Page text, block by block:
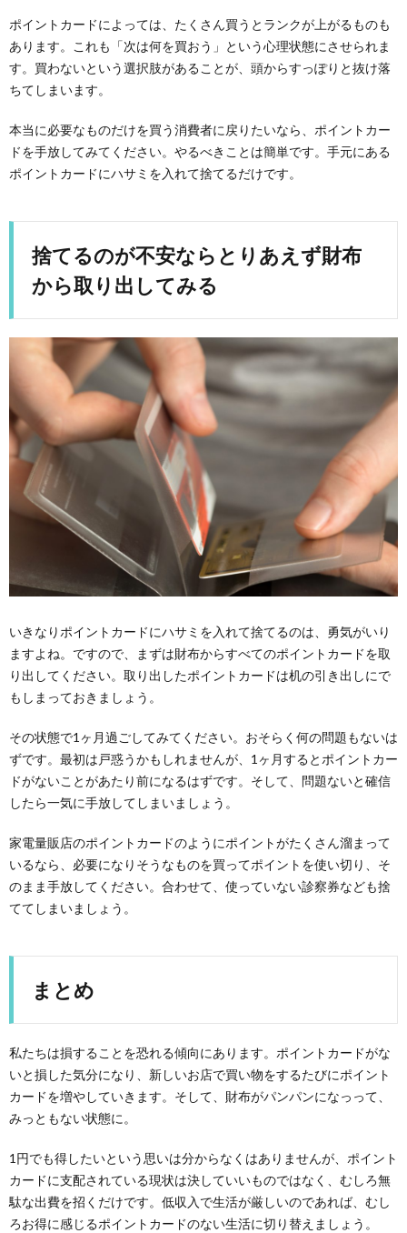
ポイントカードによっては、たくさん買うとランクが上がるものも
あります。これも「次は何を買おう」という心理状態にさせられま
す。買わないという選択肢があることが、頭からすっぽりと抜け落
ちてしまいます。
本当に必要なものだけを買う消費者に戻りたいなら、ポイントカー
ドを手放してみてください。やるべきことは簡単です。手元にある
ポイントカードにハサミを入れて捨てるだけです。
捨てるのが不安ならとりあえず財布
から取り出してみる
いきなりポイントカードにハサミを入れて捨てるのは、勇気がいり
ますよね。ですので、まずは財布からすべてのポイントカードを取
り出してください。取り出したポイントカードは机の引き出しにで
もしまっておきましょう。
その状態で1ヶ月過ごしてみてください。おそらく何の問題もないは
ずです。最初は戸惑うかもしれませんが、1ヶ月するとポイントカー
ドがないことがあたり前になるはずです。そして、問題ないと確信
したら一気に手放してしまいましょう。
家電量販店のポイントカードのようにポイントがたくさん溜まって
いるなら、必要になりそうなものを買ってポイントを使い切り、そ
のまま手放してください。合わせて、使っていない診察券なども捨
ててしまいましょう。
まとめ
私たちは損することを恐れる傾向にあります。ポイントカードがな
いと損した気分になり、新しいお店で買い物をするたびにポイント
カードを増やしていきます。そして、財布がパンパンになっって、
みっともない状態に。
1円でも得したいという思いは分からなくはありませんが、ポイント
カードに支配されている現状は決していいものではなく、むしろ無
駄な出費を招くだけです。低収入で生活が厳しいのであれば、むし
ろお得に感じるポイントカードのない生活に切り替えましょう。